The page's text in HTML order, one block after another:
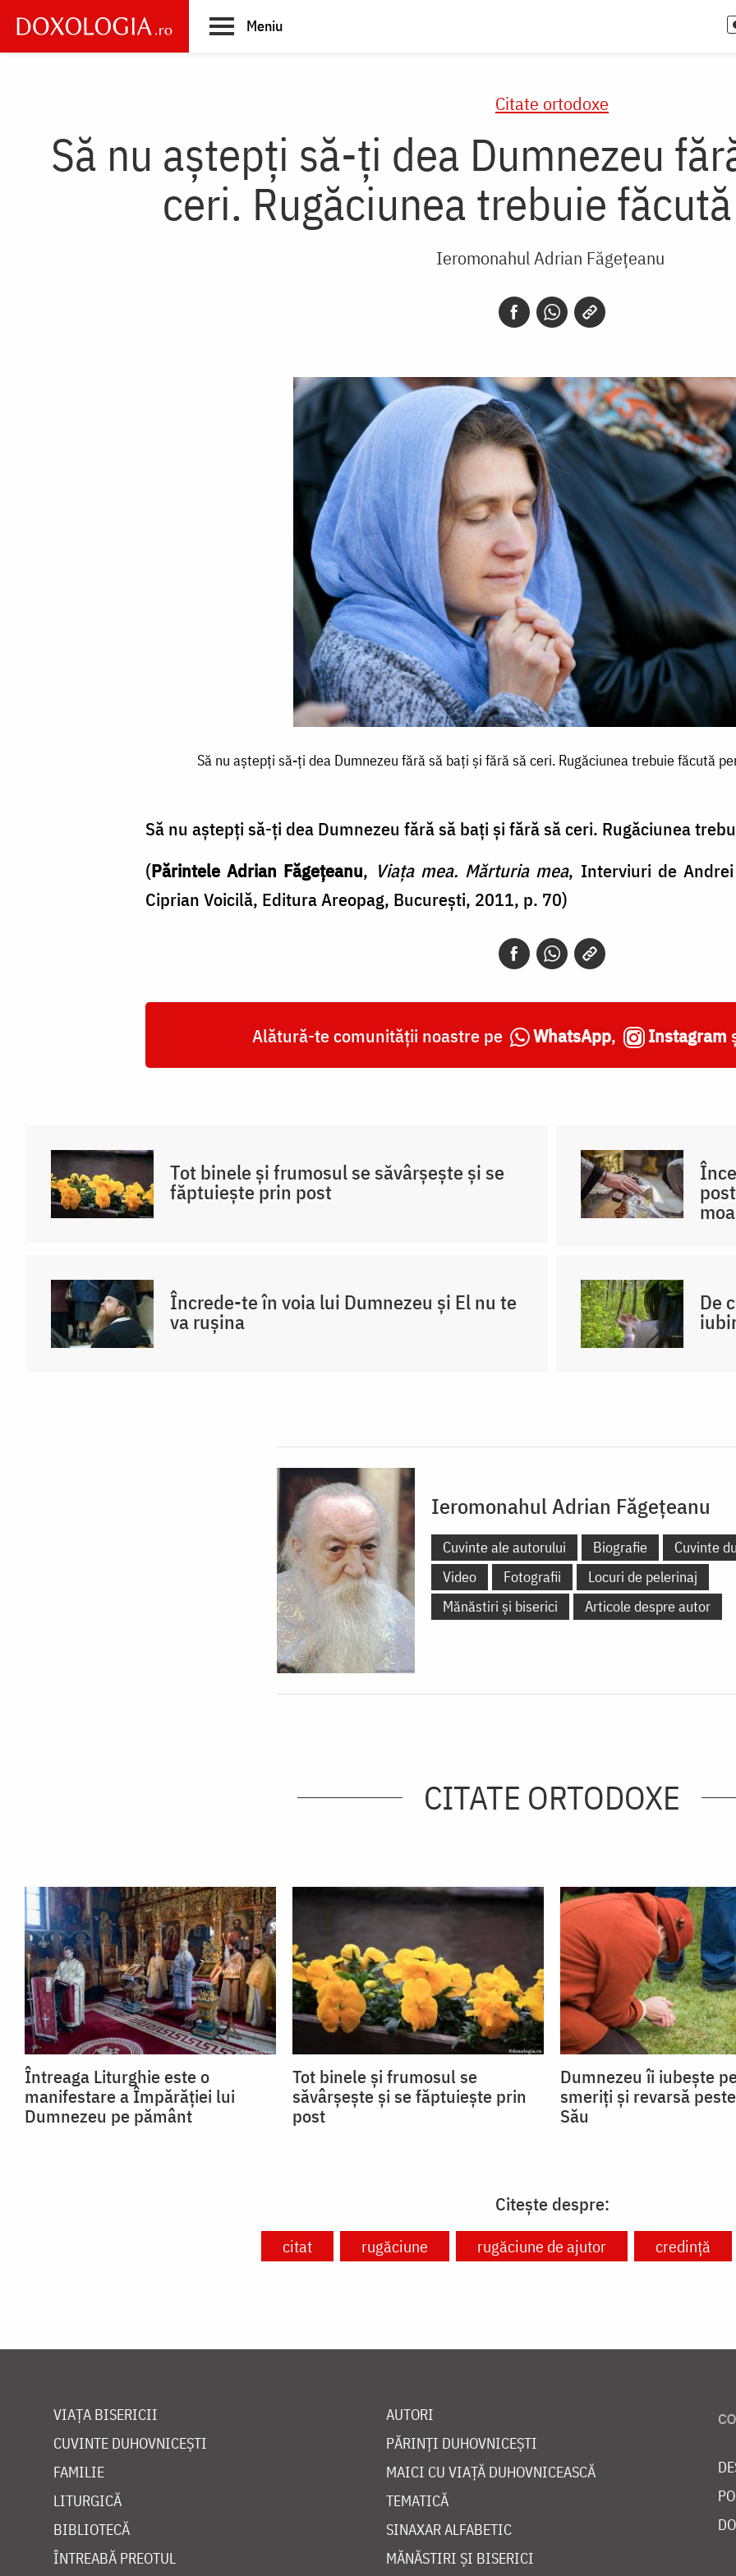
main
Meniu
Citate ortodoxe
Să nu aștepți să-ți dea Dumnezeu
ceri. Rugăciunea trebuie
Ieromonahul Adrian Făgețeanu
trebuie
făcută
permanent
Oana
Nechifor
Să nu aștepți să-ți dea Dumnezeu fără să bați și fără să ceri. Rugăciunea trebuie făcută
Să nu aștepți să-ți dea Dumnezeu fără să bați și fără să ceri. Rugăciunea
(Părintele Adrian Făgețeanu, Viața mea. Mărturia mea, Interviuri de
Ciprian Voicilă, Editura Areopag, București, 2011, p. 70)
Alătură-te comunității noastre pe WhatsApp, Instagram
Tot binele și frumosul se săvârșește și se
făptuiește prin post
Încrede-te în voia lui Dumnezeu și El nu te
va rușina
De
Ieromonahul Adrian Făgețeanu
Cuvinte ale autorului Biografie
Cuvinte
Video
Fotografii
Locuri de pelerinaj
Mănăstiri și biserici
Articole despre autor
CITATE ORTODOXE
Întreaga Liturghie este o
manifestare a Împărăției lui
Dumnezeu pe pământ
Tot binele și frumosul se
săvârșește și se făptuiește prin
post
Dumnezeu îi iubește
smeriți și revarsă
Său
Citește despre:
citat rugăciune rugăciune de ajutor credință
VIAȚA BISERICII
CUVINTE DUHOVNICEȘTI
FAMILIE
LITURGICĂ
BIBLIOTECĂ
ÎNTREABĂ PREOTUL
AUTORI
PĂRINȚI DUHOVNICEȘTI
MAICI CU VIAȚĂ DUHOVNICEASCĂ
TEMATICĂ
SINAXAR ALFABETIC
MĂNĂSTIRI ȘI BISERICI